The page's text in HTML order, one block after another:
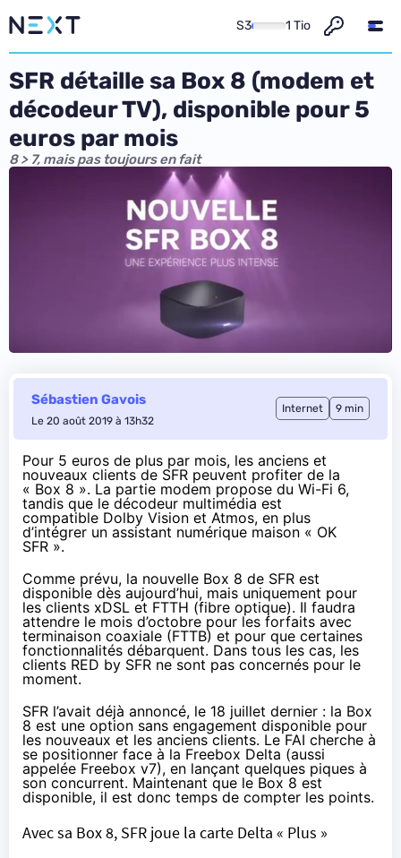
S3 1 Tio
SFR détaille sa Box 8 (modem et
décodeur TV), disponible pour 5
euros par mois
8 > 7, mais pas toujours en fait
Sébastien Gavois
Le 20 août 2019 à 13h32
Internet 9 min
Pour 5 euros de plus par mois, les anciens et
nouveaux clients de SFR peuvent profiter de la
« Box 8 ». La partie modem propose du Wi-Fi 6,
tandis que le décodeur multimédia est
compatible Dolby Vision et Atmos, en plus
d’intégrer un assistant numérique maison « OK
SFR ».
Comme prévu, la nouvelle Box 8 de SFR est
disponible dès aujourd’hui, mais uniquement pour
les clients xDSL et FTTH (fibre optique). Il faudra
attendre le mois d’octobre pour les forfaits avec
terminaison coaxiale (FTTB) et pour que certaines
fonctionnalités débarquent. Dans tous les cas, les
clients RED by SFR ne sont pas concernés pour le
moment.
SFR l’avait déjà annoncé, le 18 juillet dernier : la Box
8 est une option sans engagement disponible pour
les nouveaux et les anciens clients. LeFAI cherche à
se positionner face à la Freebox Delta (aussi
appelée Freebox v7), en lançant quelques piques à
son concurrent. Maintenant que le Box 8 est
disponible, il est donc temps de compter les points.
Avec sa Box 8, SFR joue la carte Delta « Plus »